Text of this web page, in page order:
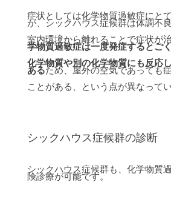
症状としては化学物質過敏症にと
が、シックハウス症候群は体調不
室内環境から離れることで症状が治
学物質過敏症は一度発症するとご
化学物質や別の化学物質にも反応
あるため、屋外の空気であっても
ことがある、という点が異なってい
シックハウス症候群の診断
シックハウス症候群も、化学物質
険診療が可能です。